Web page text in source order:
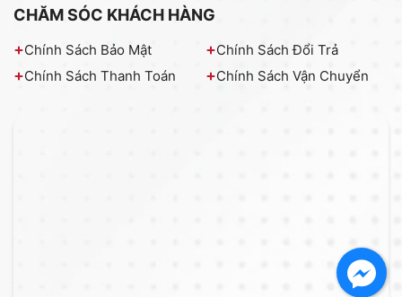
CHĂM SÓC KHÁCH HÀNG
Chính Sách Bảo Mật
Chính Sách Đổi Trả
Chính Sách Thanh Toán
Chính Sách Vận Chuyển